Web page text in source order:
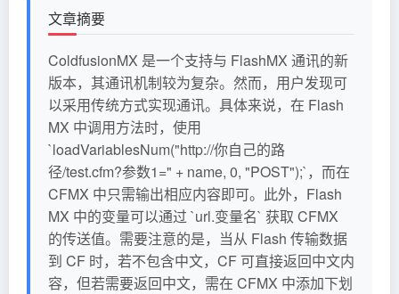
文章摘要
ColdfusionMX 是一个支持与 FlashMX 通讯的新
版本，其通讯机制较为复杂。然而，用户发现可
以采用传统方式实现通讯。具体来说，在 Flash
MX 中调用方法时，使用
`loadVariablesNum("http://你自己的路
径/test.cfm?参数1=" + name, 0, "POST");`，而在
CFMX 中只需输出相应内容即可。此外，Flash
MX 中的变量可以通过 `url.变量名` 获取 CFMX
的传送值。需要注意的是，当从 Flash 传输数据
到 CF 时，若不包含中文，CF 可直接返回中文内
容，但若需要返回中文，需在 CFMX 中添加下划